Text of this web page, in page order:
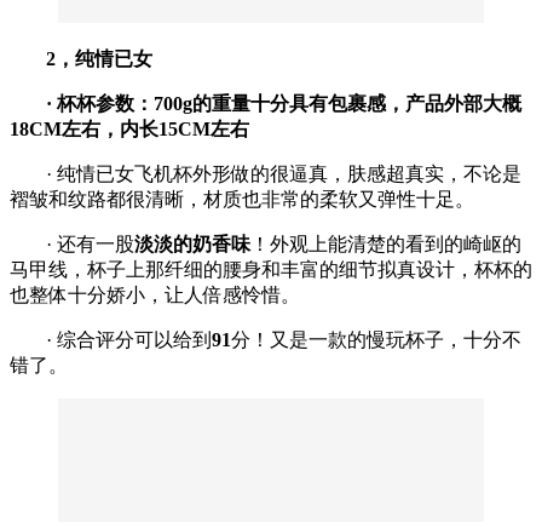
2，纯情已女
· 杯杯参数：700g的重量十分具有包裹感，产品外部大概
18CM左右，内长15CM左右
· 纯情已女飞机杯外形做的很逼真，肤感超真实，不论是
褶皱和纹路都很清晰，材质也非常的柔软又弹性十足。
· 还有一股淡淡的奶香味 ！外观上能清楚的看到的崎岖的
马甲线，杯子上那纤细的腰身和丰富的细节拟真设计，杯杯的
也整体十分娇小，让人倍感怜惜。
· 综合评分可以给到 91分！又是一款的慢玩杯子，十分不
错了。